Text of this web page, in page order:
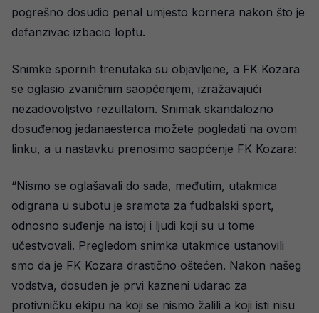
pogrešno dosudio penal umjesto kornera nakon što je
defanzivac izbacio loptu.
Snimke spornih trenutaka su objavljene, a FK Kozara
se oglasio zvaničnim saopćenjem, izražavajući
nezadovoljstvo rezultatom. Snimak skandalozno
dosuđenog jedanaesterca možete pogledati na ovom
linku, a u nastavku prenosimo saopćenje FK Kozara:
“Nismo se oglašavali do sada, međutim, utakmica
odigrana u subotu je sramota za fudbalski sport,
odnosno suđenje na istoj i ljudi koji su u tome
učestvovali. Pregledom snimka utakmice ustanovili
smo da je FK Kozara drastično oštećen. Nakon našeg
vodstva, dosuđen je prvi kazneni udarac za
protivničku ekipu na koji se nismo žalili a koji isti nisu